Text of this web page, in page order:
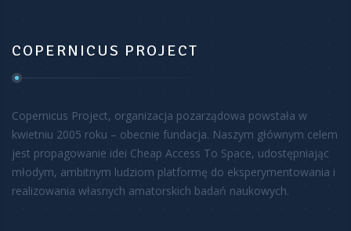
COPERNICUS PROJECT
Copernicus Project, organizacja pozarządowa powstała w
kwietniu 2005 roku – obecnie fundacja. Naszym głównym celem
jest propagowanie idei Cheap Access To Space, udostępniając
młodym, ambitnym ludziom platformę do eksperymentowania i
realizowania własnych amatorskich badań naukowych.